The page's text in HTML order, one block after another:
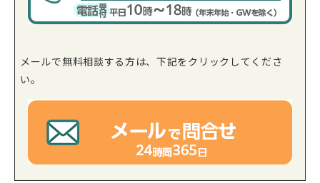
メールで無料相談する方は、下記をクリックしてくださ
い。